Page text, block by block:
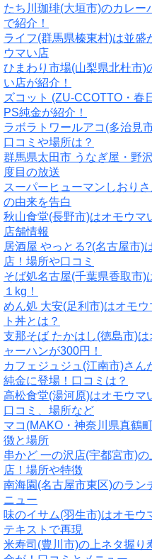
たち川珈琲(大垣市)のカレ
で紹介！
ライフ(群馬県榛東村)は並盛
ウマい店
ひまわり市場(山梨県北杜市)
い店が紹介！
ズコット (ZU-CCOTTO・春
PS純金が紹介！
ラボラトワールアコ(多治見
口コミや場所は？
群馬県太田市 うなぎ屋・野
度目の放送
スーパーヒューマンしおり
の由来を告白
秋山食堂(長野市)はオモウマ
店舗情報
居酒屋 やっとる?(名古屋市)
店！場所や口コミ
そば処名古屋(千葉県香取市)
１kg！
めん処 大安(足利市)はオモ
ト丼とは？
支那そば たかはし(徳島市)
ャーハンが300円！
カフェジュジュ(江南市)さ
純金に登場！口コミは？
高松食堂(湯河原)はオモウマ
口コミ、場所など
マコ(MAKO・神奈川県真鶴
徴と場所
串かど 一の沢店(宇都宮市)
店！場所や特徴
南海園(名古屋市東区)のラン
ニュー
味のイサム(羽生市)はオモウ
テキストで再現
米寿司(豊川市)の上ネタ握